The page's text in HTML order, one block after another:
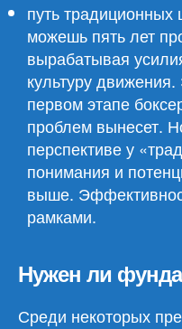
путь
можешь пять лет
вырабатывая
культуру
первом этапе
проблем вынесет.
перспективе у
понимания и
выше.
рамками.
Нужен ли
Среди некоторых